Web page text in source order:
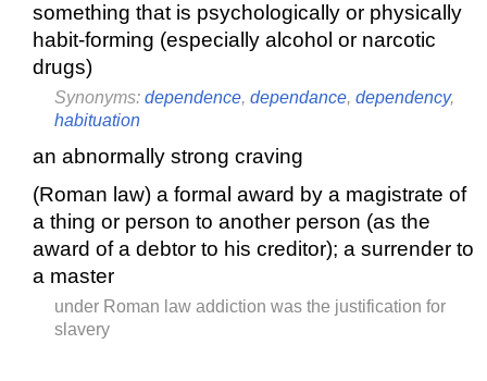
something that is psychologically or physically
habit-forming (especially alcohol or narcotic
drugs)
Synonyms: dependence, dependance, dependency,
habituation
an abnormally strong craving
(Roman law) a formal award by a magistrate of
a thing or person to another person (as the
award of a debtor to his creditor); a surrender to
a master
under Roman law addiction was the justification for
slavery